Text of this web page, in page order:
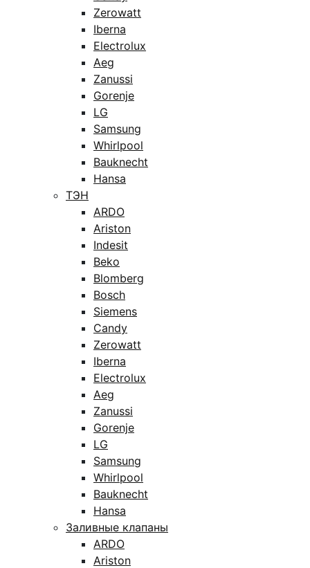
Zerowatt
Iberna
Electrolux
Aeg
Zanussi
Gorenje
LG
Samsung
Whirlpool
Bauknecht
Hansa
ТЭН
ARDO
Ariston
Indesit
Beko
Blomberg
Bosch
Siemens
Candy
Zerowatt
Iberna
Electrolux
Aeg
Zanussi
Gorenje
LG
Samsung
Whirlpool
Bauknecht
Hansa
Заливные клапаны
ARDO
Ariston